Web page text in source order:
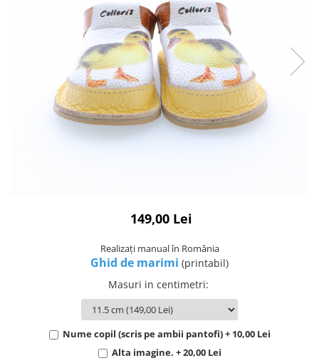
149,00 Lei
Realizați manual în România
Ghid de marimi (printabil)
Masuri in centimetri:
Nume copil (scris pe ambii pantofi) + 10,00 Lei
Alta imagine. + 20,00 Lei